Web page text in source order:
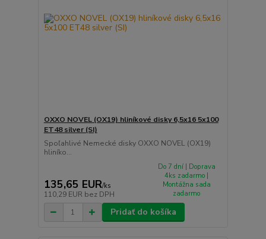
OXXO NOVEL (OX19) hliníkové disky 6,5x16 5x100
ET48 silver (SI)
Spoľahlivé Nemecké disky OXXO NOVEL (OX19)
hliníko...
135,65 EUR/ks
110,29 EUR bez DPH
Do 7 dní | Doprava
4ks zadarmo |
Montážna sada
zadarmo
Pridať do košíka